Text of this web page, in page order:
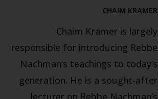
CHAIM KRAMER
Chaim Kramer is largely
responsible for introducing Rebbe
Nachman’s teachings to today’s
generation. He is a sought-after